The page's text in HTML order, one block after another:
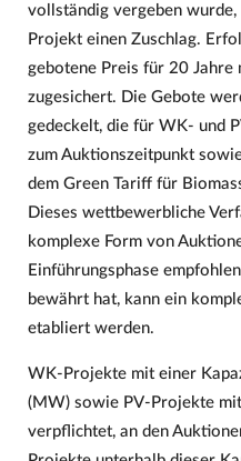
vollständig vergeben wurde,
Projekt einen Zuschlag.
gebotene Preis für 20 Jahre
zugesichert. Die Gebote
gedeckelt, die für WK- und
zum Auktionszeitpunkt
dem Green Tariff für
Dieses wettbewerbliche
komplexe Form von
Einführungsphase
bewährt hat, kann ein
etabliert werden.
WK-Projekte mit einer
(MW) sowie PV-Projekte
verpflichtet, an den